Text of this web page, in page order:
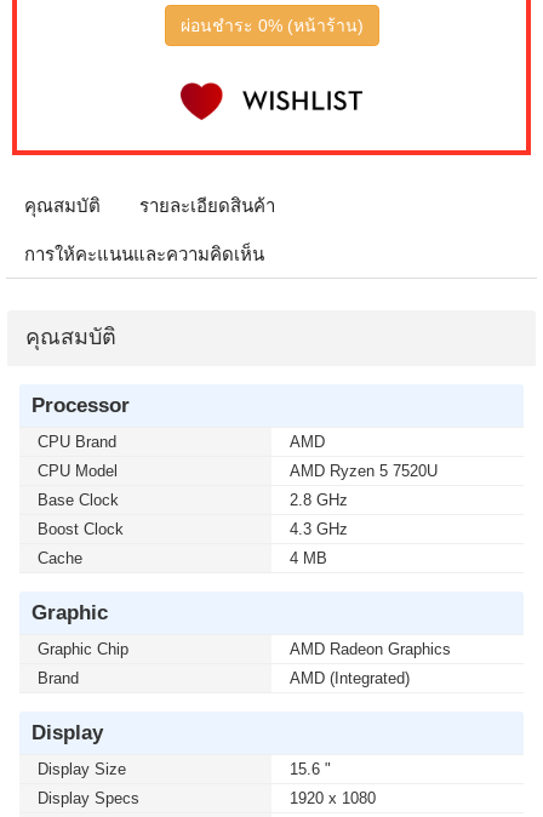
ผ่อนชำระ 0% (หน้าร้าน)
คุณสมบัติ รายละเอียดสินค้า
การให้คะแนนและความคิดเห็น
คุณสมบัติ
Processor
CPU Brand
AMD
CPU Model
AMD Ryzen 5 7520U
Base Clock
2.8 GHz
Boost Clock
4.3 GHz
Cache
4 MB
Graphic
Graphic Chip
AMD Radeon Graphics
Brand
AMD (Integrated)
Display
Display Size
15.6 "
Display Specs
1920 x 1080